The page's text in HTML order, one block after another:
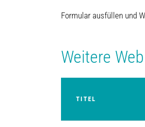
Formular ausfüllen und
Weitere
TITEL